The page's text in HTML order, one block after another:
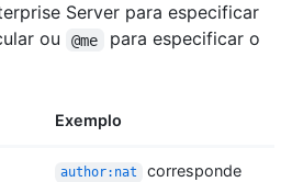
Server para especificar
ou
@me
para especificar o
Exemplo
author:nat
corresponde